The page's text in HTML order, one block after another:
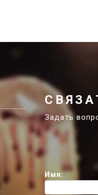
Задать
Имя: